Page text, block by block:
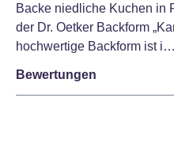
Backe niedliche Kuchen in
der Dr. Oetker Backform
hochwertige Backform ist i…
Bewertungen